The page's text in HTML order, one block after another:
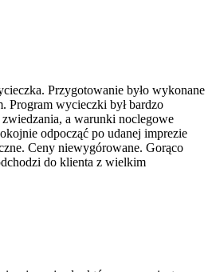
Przygotowanie było wykonane
Program wycieczki był bardzo
a warunki noclegowe
odpocząć po udanej imprezie
Ceny niewygórowane. Gorąco
do klienta z wielkim